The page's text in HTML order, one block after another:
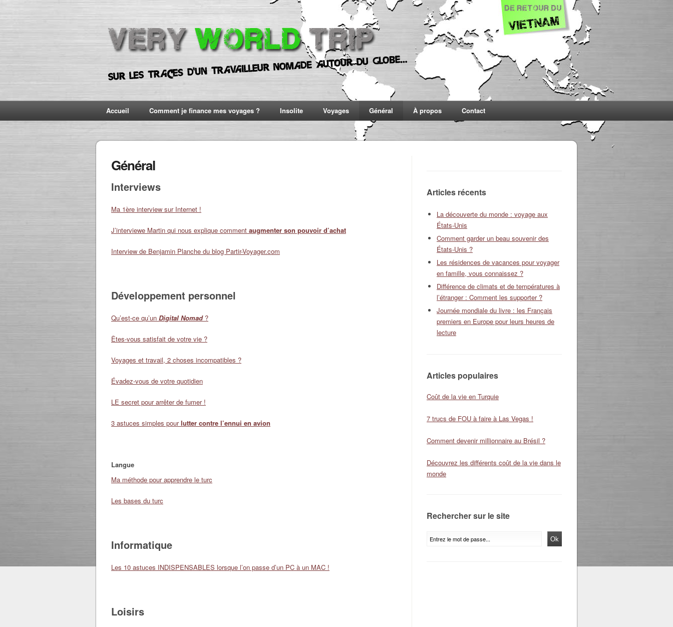
Accueil Comment je finance mes voyages ? Insolite Voyages Général À propos Contact
Général
Interviews
Ma 1ère interview sur Internet !
J’interviewe Martin qui nous explique comment augmenter son pouvoir d’achat
Interview de Benjamin Planche du blog Partir-Voyager.com
Développement personnel
Qu’est-ce qu’un Digital Nomad?
Êtes-vous satisfait de votre vie ?
Voyages et travail, 2 choses incompatibles ?
Évadez-vous de votre quotidien
LE secret pour arrêter de fumer !
3 astuces simples pourlutter contre l’ennui en avion
Langue
Ma méthode pour apprendre le turc
Les bases du turc
Informatique
Les 10 astuces INDISPENSABLES lorsque l’on passe d’un PC à un MAC !
Loisirs
Articles récents
La découverte du monde : voyage aux
États-Unis
Comment garder un beau souvenir des
États-Unis ?
Les résidences de vacances pour voyager
en famille, vous connaissez ?
Différence de climats et de températures à
l’étranger : Comment les supporter ?
Journée mondiale du livre : les Français
premiers en Europe pour leurs heures de
lecture
Articles populaires
Coût de la vie en Turquie
7 trucs de FOU à faire à Las Vegas !
Comment devenir millionnaire au Brésil ?
Découvrez les différents coût de la vie dans le
monde
Rechercher sur le site